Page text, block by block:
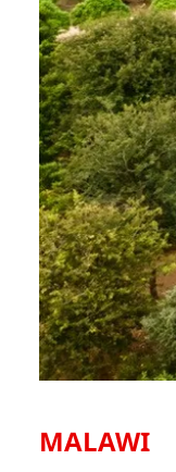
MALAWI